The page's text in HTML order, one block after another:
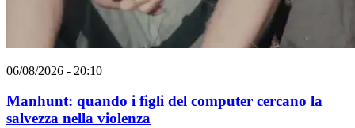
06/08/2026 - 20:10
Manhunt: quando i figli del computer cercano la
salvezza nella violenza